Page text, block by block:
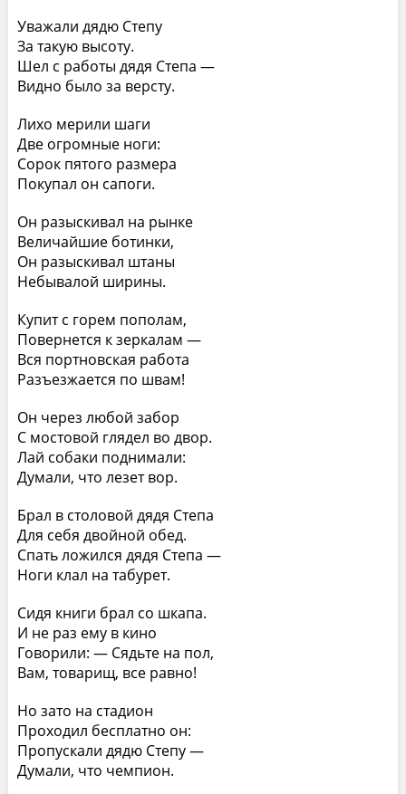
Уважали дядю Степу
За такую высоту.
Шел с работы дядя Степа —
Видно было за версту.
Лихо мерили шаги
Две огромные ноги:
Сорок пятого размера
Покупал он сапоги.
Он разыскивал на рынке
Величайшие ботинки,
Он разыскивал штаны
Небывалой ширины.
Купит с горем пополам,
Повернется к зеркалам —
Вся портновская работа
Разъезжается по швам!
Он через любой забор
С мостовой глядел во двор.
Лай собаки поднимали:
Думали, что лезет вор.
Брал в столовой дядя Степа
Для себя двойной обед.
Спать ложился дядя Степа —
Ноги клал на табурет.
Сидя книги брал со шкапа.
И не раз ему в кино
Говорили: — Сядьте на пол,
Вам, товарищ, все равно!
Но зато на стадион
Проходил бесплатно он:
Пропускали дядю Степу —
Думали, что чемпион.